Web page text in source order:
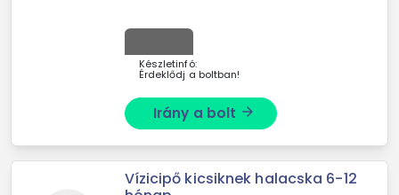
Szerezz be egy vízicipőt ...
Készletinfó:
Érdeklődj a boltban!
Irány a bolt arrow_forward
Vízicipő kicsiknek halacska 6-12